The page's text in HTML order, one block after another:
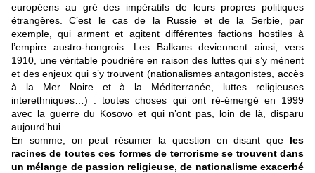
européens au gré des impératifs de leurs propres politiques
étrangères. C’est le cas de la Russie et de la Serbie, par
exemple, qui arment et agitent différentes factions hostiles à
l’empire austro-hongrois. Les Balkans deviennent ainsi, vers
1910, une véritable poudrière en raison des luttes qui s’y mènent
et des enjeux qui s’y trouvent (nationalismes antagonistes, accès
à la Mer Noire et à la Méditerranée, luttes religieuses
interethniques…) : toutes choses qui ont ré-émergé en 1999
avec la guerre du Kosovo et qui n’ont pas, loin de là, disparu
aujourd’hui.
En somme, on peut résumer la question en disant que les
racines de toutes ces formes de terrorisme se trouvent dans
un mélange de passion religieuse, de nationalisme exacerbé